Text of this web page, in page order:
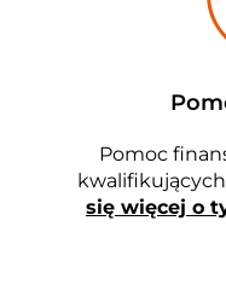
Pomoc
się więcej o